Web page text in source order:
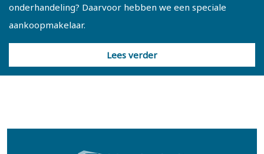
onderhandeling? Daarvoor hebben we een speciale
aankoopmakelaar.
Lees verder